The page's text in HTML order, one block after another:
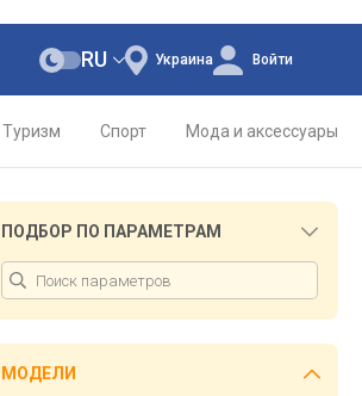
Украина
RU Войти
Туризм Спорт Мода и аксессуары
ПОДБОР ПО ПАРАМЕТРАМ
МОДЕЛИ